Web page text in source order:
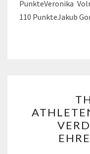
PunkteVeronika
110 PunkteJakub